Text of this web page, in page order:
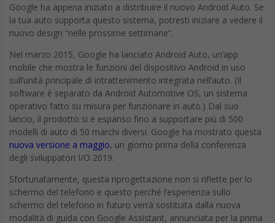
Google ha appena iniziato a distribuire il nuovo Android Auto. Se
la tua auto supporta questo sistema, potresti iniziare a vedere il
nuovo design “nelle prossime settimane”.
Nel marzo 2015, Google ha lanciato Android Auto, un’app
mobile che mostra le funzioni del dispositivo Android in uso
sull’unità principale di intrattenimento integrata nell’auto. (Il
software è separato da Android Automotive OS, un sistema
operativo fatto su misura per funzionare in auto.) Dal suo
lancio, il prodotto si è espanso fino a supportare più di 500
modelli di auto di 50 marchi diversi. Google ha mostrato questa
nuova versione a maggio, un giorno prima della conferenza
degli sviluppatori I/O 2019.
Sfortunatamente, questa riprogettazione non si riflette per lo
schermo del telefono e questo perché l’esperienza sullo
schermo del telefono in futuro verrà sostituita dalla nuova
modalità di guida con Google Assistant, annunciata per la prima